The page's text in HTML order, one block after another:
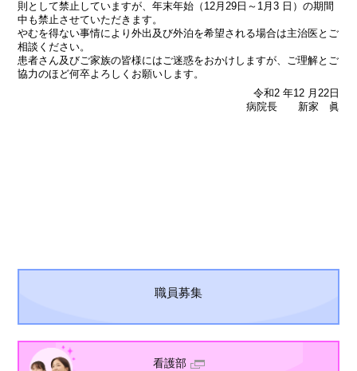
則として禁止していますが、年末年始（12月29日～1月3 日）の期間
中も禁止させていただきます。
やむを得ない事情により外出及び外泊を希望される場合は主治医とご
相談ください。
患者さん及びご家族の皆様にはご迷惑をおかけしますが、ご理解とご
協力のほど何卒よろしくお願いします。
令和2 年12 月22日
病院長 新家 眞
職員募集
看護部